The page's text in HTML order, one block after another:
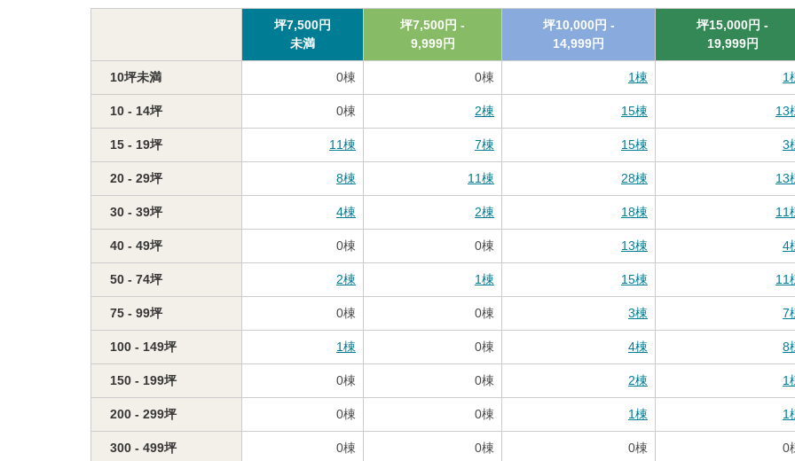
坪7,500円
未満
坪7,500円 -
9,999円
坪10,000 円 -
14,999円
坪15,000円 -
19,999円
10坪未満 0棟 0棟 1棟 1
10 - 14坪 0棟 2棟 15棟 13
15 - 19坪 11棟 7棟 15棟 3
20 - 29坪 8棟 11棟 28棟 13
30 - 39坪 4棟 2棟 18棟 11
40 - 49坪 0棟 0棟 13棟 4
50 - 74坪 2棟 1棟 15棟 11
75 - 99坪 0棟 0棟 3棟 7
100 - 149坪 1棟 0棟 4棟 8
150 - 199坪 0棟 0棟 2棟 1
200 - 299坪 0棟 0棟 1棟 1
300 - 499坪 0棟 0棟 0棟 0